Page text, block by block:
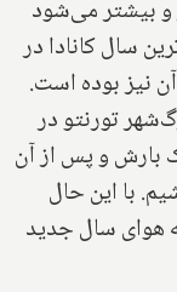
بیشتر می‌شود
سال کانادا در
نیز بوده است.
تورنتو در
بارش و پس از آن
با این حال
هوای سال جدید